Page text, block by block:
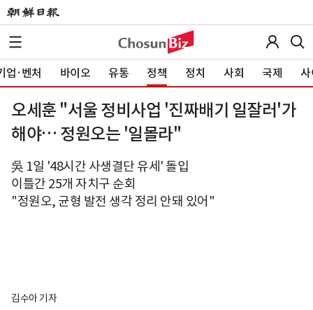
업·벤처 바이오 유통 정책 정치 사회 국제 사
오세훈 "서울 정비사업 '진짜배기 일잘러'가
해야… 정원오는 '일몰라"
吳 1일 '48시간 사생결단 유세' 돌입
이틀간 25개 자치구 순회
"정원오, 균형 발전 생각 정리 안돼 있어"
김수아 기자